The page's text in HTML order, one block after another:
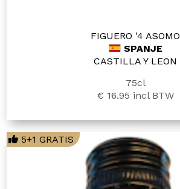
FIGUERO '4 ASOMO
SPANJE
CASTILLA Y LEON
75cl
€ 16.95 incl BTW
5+1 GRATIS